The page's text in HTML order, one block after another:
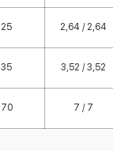
25 2,64 / 2,64
35 3,52 / 3,52
70 7 / 7